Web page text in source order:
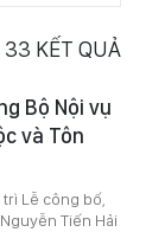
33 KẾT QUẢ
Bộ Nội vụ
và Tôn
Lễ công bố,
Tiến Hải